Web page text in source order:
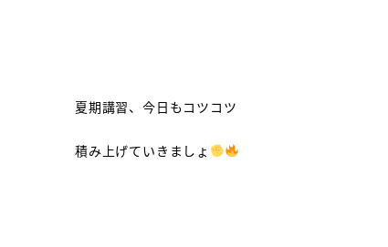
夏期講習、今日もコツコツ
積み上げていきましょ